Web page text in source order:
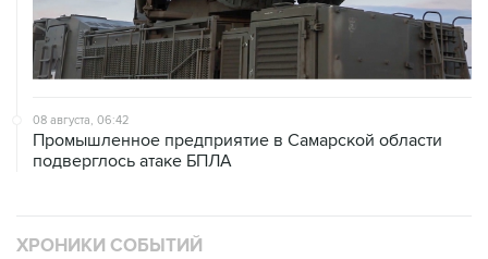
08 августа, 06:42
Промышленное предприятие в Самарской области
подверглось атаке БПЛА
ХРОНИКИ СОБЫТИЙ